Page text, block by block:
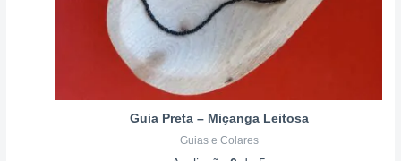
Guia Preta – Miçanga Leitosa
Guias e Colares
na